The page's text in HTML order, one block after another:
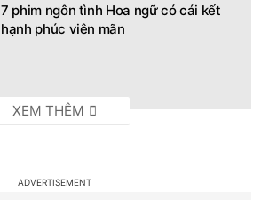
7 phim ngôn tình Hoa ngữ có cái kết
hạnh phúc viên mãn